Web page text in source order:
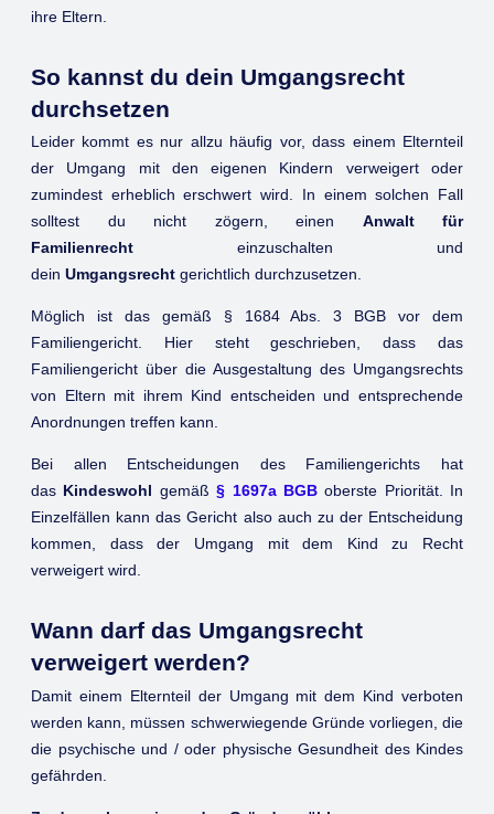
ihre Eltern.
So kannst du dein Umgangsrecht
durchsetzen
Leider kommt es nur allzu häufig vor, dass einem Elternteil
der Umgang mit den eigenen Kindern verweigert oder
zumindest erheblich erschwert wird. In einem solchen Fall
solltest du nicht zögern, einen Anwalt für
Familienrecht einzuschalten und
dein Umgangsrecht gerichtlich durchzusetzen.
Möglich ist das gemäß § 1684 Abs. 3 BGB vor dem
Familiengericht. Hier steht geschrieben, dass das
Familiengericht über die Ausgestaltung des Umgangsrechts
von Eltern mit ihrem Kind entscheiden und entsprechende
Anordnungen treffen kann.
Bei allen Entscheidungen des Familiengerichts hat
das Kindeswohl gemäß§ 1697a BGBoberste Priorität. In
Einzelfällen kann das Gericht also auch zu der Entscheidung
kommen, dass der Umgang mit dem Kind zu Recht
verweigert wird.
Wann darf das Umgangsrecht
verweigert werden?
Damit einem Elternteil der Umgang mit dem Kind verboten
werden kann, müssen schwerwiegende Gründe vorliegen, die
die psychische und / oder physische Gesundheit des Kindes
gefährden.